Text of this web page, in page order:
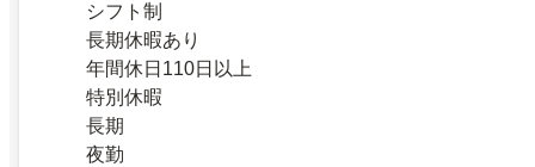
シフト制
長期休暇あり
年間休日110日以上
特別休暇
長期
夜勤